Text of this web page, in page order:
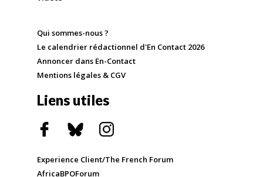
Qui sommes-nous ?
Le calendrier rédactionnel d'En Contact 2026
Annoncer dans En-Contact
Mentions légales & CGV
Liens utiles
Experience Client/The French Forum
AfricaBPOForum